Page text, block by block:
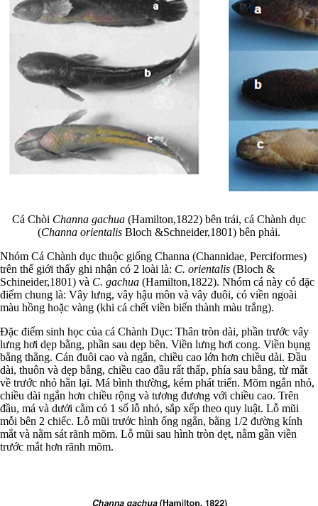
Cá Chòi Channa gachua (Hamilton,1822) bên trái, cá Chành dục
(Channa orientalis Bloch &Schneider,1801) bên phải.
Nhóm Cá Chành dục thuộc giống Channa (Channidae, Perciformes)
trên thế giới thấy ghi nhận có 2 loài là: C. orientalis (Bloch &
Schineider,1801) và C. gachua (Hamilton,1822). Nhóm cá này có đặc
điểm chung là: Vây lưng, vây hậu môn và vây đuôi, có viền ngoài
màu hồng hoặc vàng (khi cá chết viền biến thành màu trắng).
Đặc điểm sinh học của cá Chành Dục: Thân tròn dài, phần trước vây
lưng hơi dẹp bằng, phần sau dẹp bên. Viền lưng hơi cong. Viền bụng
bằng thẳng. Cán đuôi cao và ngắn, chiều cao lớn hơn chiều dài. Đầu
dài, thuôn và dẹp bằng, chiều cao đầu rất thấp, phía sau bằng, từ mắt
về trước nhỏ hẳn lại. Má bình thường, kém phát triển. Mõm ngắn nhỏ,
chiều dài ngắn hơn chiều rộng và tương đương với chiều cao. Trên
đầu, má và dưới cằm có 1 số lỗ nhỏ, sắp xếp theo quy luật. Lỗ mũi
mỗi bên 2 chiếc. Lỗ mũi trước hình ống ngắn, bằng 1/2 đường kính
mắt và nằm sát rãnh mõm. Lỗ mũi sau hình tròn dẹt, nằm gần viền
trước mắt hơn rãnh mõm.